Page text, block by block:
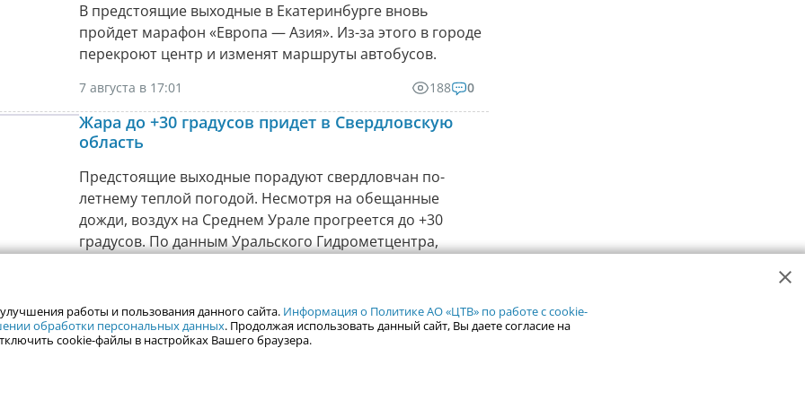
В предстоящие выходные в Екатеринбурге вновь
пройдет марафон «Европа — Азия». Из-за этого в городе
перекроют центр и изменят маршруты автобусов.
7 августа в 17:01 188 0
Жара до +30 градусов придет в Свердловскую
область
Предстоящие выходные порадуют свердловчан по-
летнему теплой погодой. Несмотря на обещанные
дожди, воздух на Среднем Урале прогреется до +30
градусов. По данным Уральского Гидрометцентра,
В квитанциях за ЖКХ у россиян появятся новые
строчки
работы и пользования данного сайта. Информация о Политике АО «ЦТВ» по работе с cookie-
обработки персональных данных. Продолжая использовать данный сайт, Вы даете согласие на
cookie-файлы в настройках Вашего браузера.